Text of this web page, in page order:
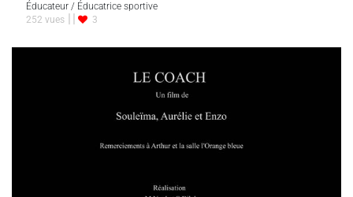
Éducateur / Éducatrice sportive
252 vues
3